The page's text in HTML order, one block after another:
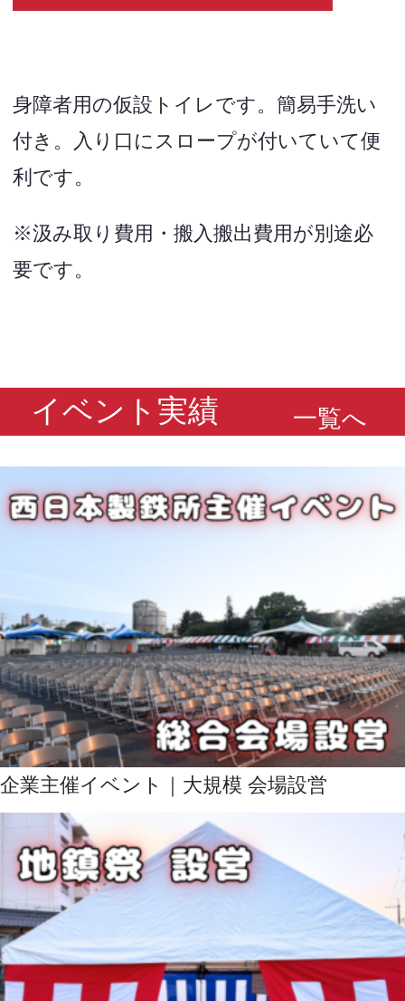
身障者用の仮設トイレです。簡易手洗い
付き。入り口にスロープが付いていて便
利です。
※汲み取り費用・搬入搬出費用が別途必
要です。
イベント実績 一覧へ
企業主催イベント｜大規模 会場設営